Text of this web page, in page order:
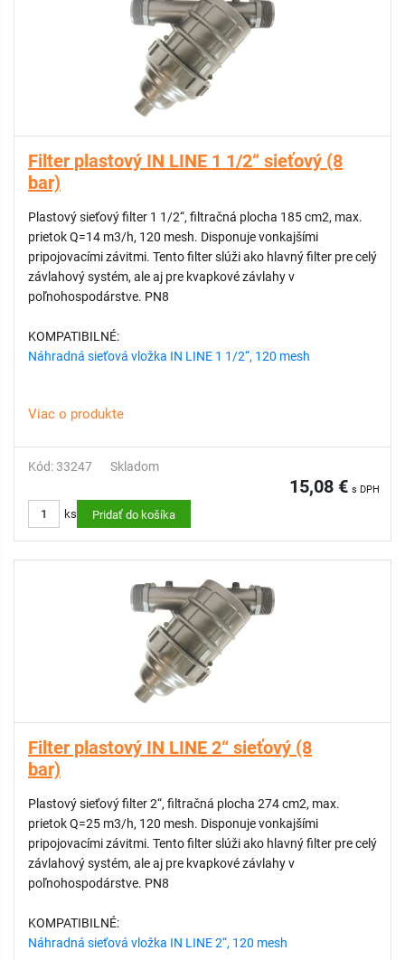
Filter plastový IN LINE 1 1/2“ sieťový (8
bar)
Plastový sieťový filter 1 1/2“, filtračná plocha 185 cm2, max.
prietok Q=14 m3/h, 120 mesh. Disponuje vonkajšími
pripojovacími závitmi. Tento filter slúži ako hlavný filter pre celý
závlahový systém, ale aj pre kvapkové závlahy v
poľnohospodárstve. PN8
KOMPATIBILNÉ:
Náhradná sieťová vložka IN LINE 1 1/2“, 120 mesh
Viac o produkte
Kód: 33247 Skladom
15,08 € s DPH
ks Pridať do košíka
Filter plastový IN LINE 2“ sieťový (8
bar)
Plastový sieťový filter 2“, filtračná plocha 274 cm2, max.
prietok Q=25 m3/h, 120 mesh. Disponuje vonkajšími
pripojovacími závitmi. Tento filter slúži ako hlavný filter pre celý
závlahový systém, ale aj pre kvapkové závlahy v
poľnohospodárstve. PN8
KOMPATIBILNÉ:
Náhradná sieťová vložka IN LINE 2“, 120 mesh